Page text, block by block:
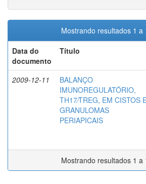
Mostrando resultados 1 a
Data do
documento
Título
2009-12-11
BALANÇO
IMUNOREGULATÓRIO,
TH17⁄TREG, EM CISTOS
GRANULOMAS
PERIAPICAIS
Mostrando resultados 1 a